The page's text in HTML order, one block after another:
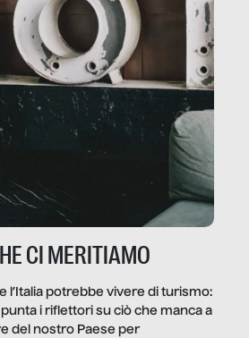
CI MERITIAMO
l’Italia potrebbe vivere di turismo:
i riflettori su ciò che manca a
del nostro Paese per